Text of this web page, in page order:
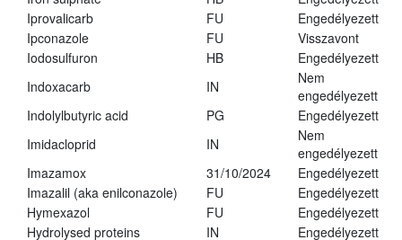
Iprovalicarb
FU
Engedélyezett
Ipconazole
FU
Visszavont
Iodosulfuron
HB
Engedélyezett
Indoxacarb
IN
Nem
engedélyezett
Indolylbutyric acid
PG
Engedélyezett
Imidacloprid
IN
Nem
engedélyezett
Imazamox
31/10/2024
Engedélyezett
Imazalil (aka enilconazole)
FU
Engedélyezett
Hymexazol
FU
Engedélyezett
Hydrolysed proteins
IN
Engedélyezett